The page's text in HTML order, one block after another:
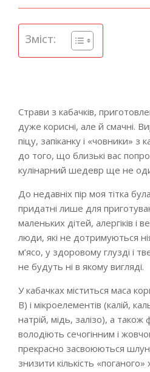
Зміст:
Страви з кабачків,
дуже корисні, але й смачні.
піцу, запіканку і «човники» з
до того, що близькі вас
кулінарний шедевр ще не
До недавніх пір моя тітка
придатні лише для
маленьких дітей, алергіків і
люди, які не дотримуються
м’ясо, у здоровому глузді і
не будуть ні в якому вигляді.
У кабачках міститься маса
В) і мікроелементів (калій,
натрій, мідь, залізо), а також
володіють сечогінним і
прекрасно засвоюються
знизити кількість